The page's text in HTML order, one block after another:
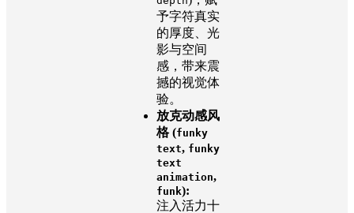
予字符真实
的厚度、光
影与空间
感，带来震
撼的视觉体
验。
放克动感风
格 (funky
text, funky
text
animation,
funk):
注入活力十